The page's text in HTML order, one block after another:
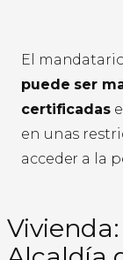
El
puede ser
certificadase
en unas
acceder a la